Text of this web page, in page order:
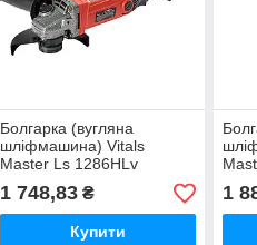
Болгарка (вугляна
шліфмашина) Vitals
Master Ls 1286HLv
(43105)
1 748,83₴
Купити
1